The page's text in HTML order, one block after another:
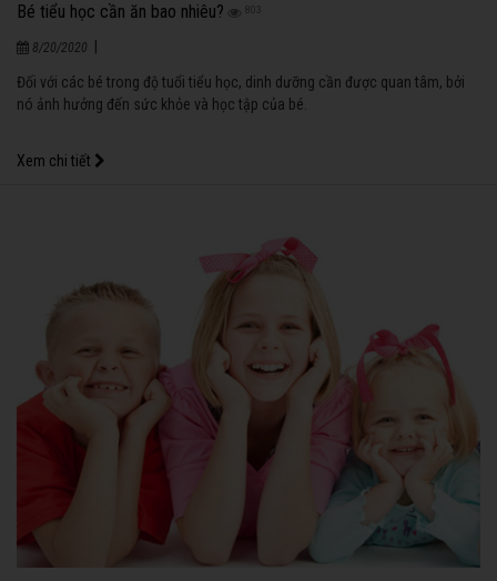
Bé tiểu học cần ăn bao nhiêu? 803
8/20/2020
Đối với các bé trong độ tuổi tiểu học, dinh dưỡng cần được quan tâm, bởi
nó ảnh hưởng đến sức khỏe và học tập của bé.
Xem chi tiết